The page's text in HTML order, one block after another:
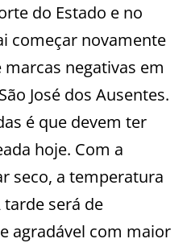
do Estado e no
começar novamente
negativas em
José dos Ausentes.
é que devem ter
hoje. Com a
seco, a temperatura
será de
agradável com maior